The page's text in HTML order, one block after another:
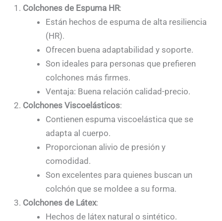
Colchones de Espuma HR:
Están hechos de espuma de alta resiliencia
(HR).
Ofrecen buena adaptabilidad y soporte.
Son ideales para personas que prefieren
colchones más firmes.
Ventaja: Buena relación calidad-precio.
Colchones Viscoelásticos:
Contienen espuma viscoelástica que se
adapta al cuerpo.
Proporcionan alivio de presión y
comodidad.
Son excelentes para quienes buscan un
colchón que se moldee a su forma.
Colchones de Látex:
Hechos de látex natural o sintético.